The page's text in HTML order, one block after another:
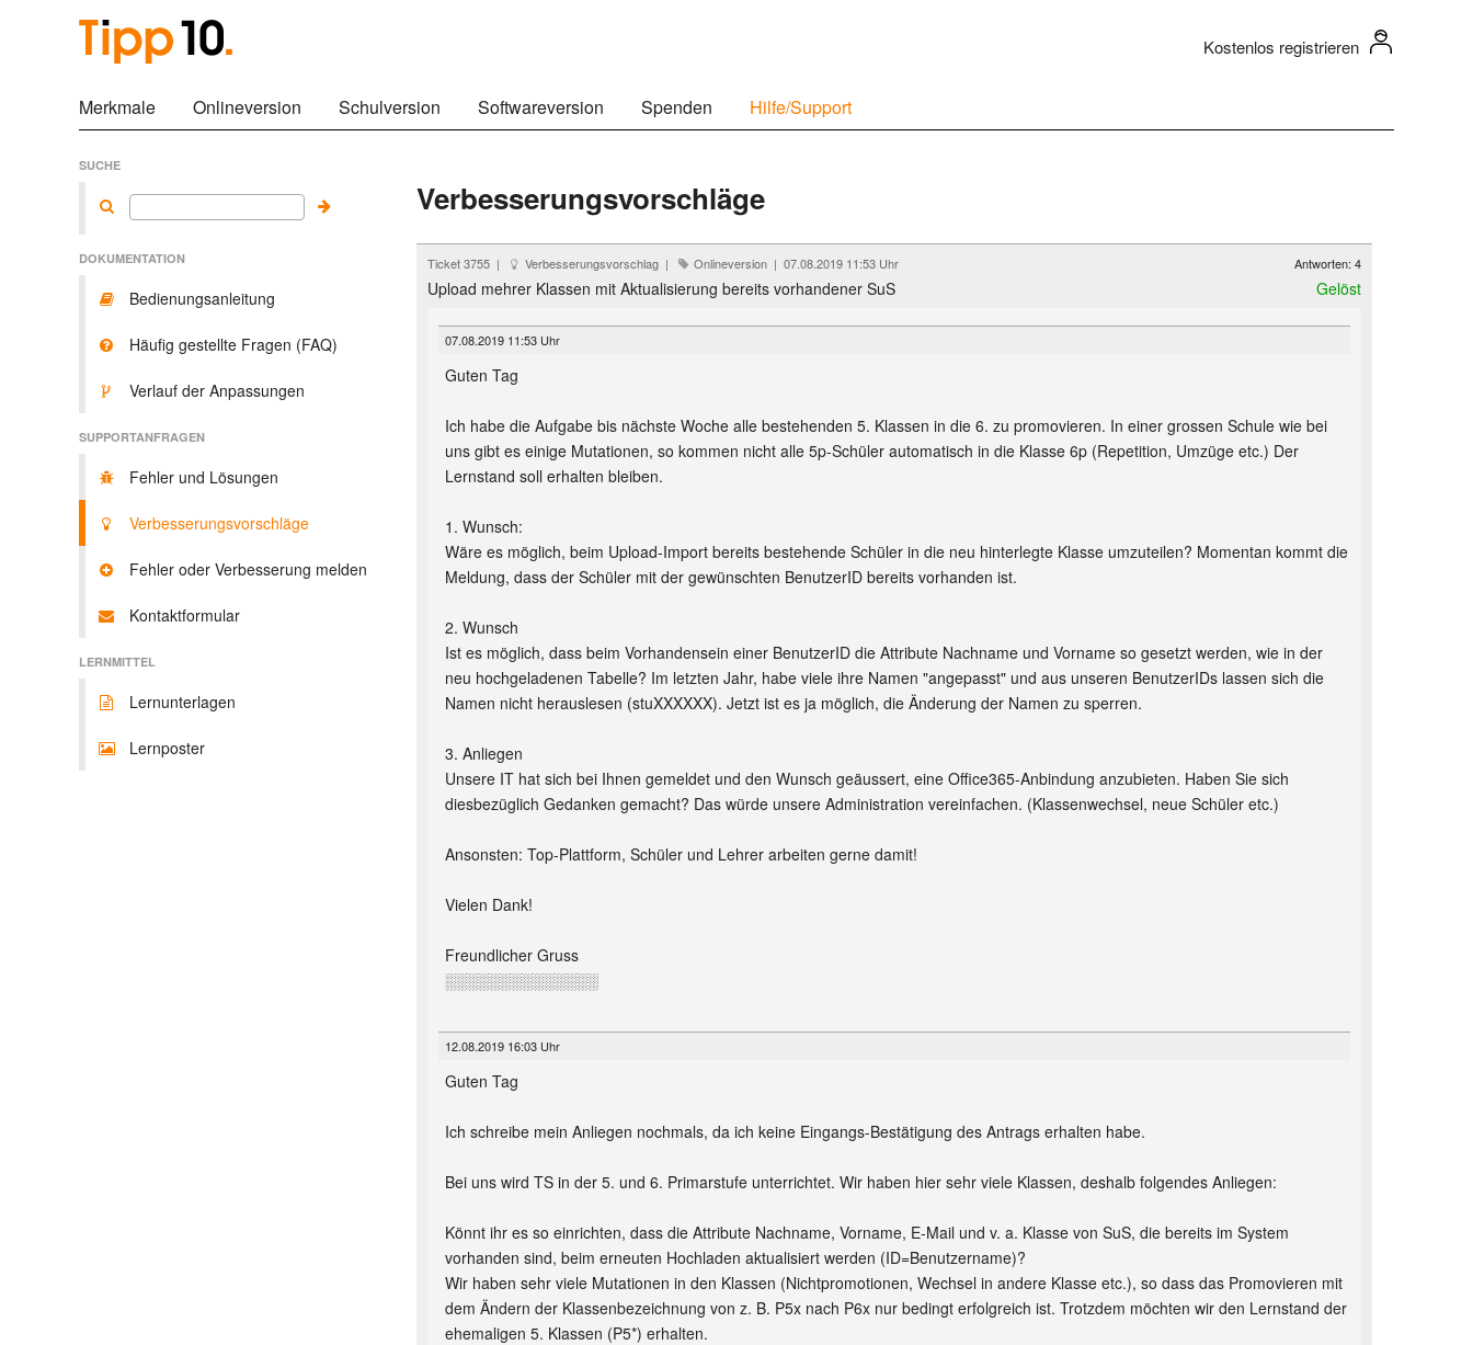
Kostenlos registrieren
Merkmale Onlineversion Schulversion Softwareversion Spenden Hilfe/Support
SUCHE
DOKUMENTATION
Bedienungsanleitung
Häufig gestellte Fragen (FAQ)
Verlauf der Anpassungen
SUPPORTANFRAGEN
Fehler und Lösungen
Verbesserungsvorschläge
Fehler oder Verbesserung melden
Kontaktformular
LERNMITTEL
Lernunterlagen
Lernposter
Verbesserungsvorschläge
Ticket 3755 | Verbesserungsvorschlag | Onlineversion | 07.08.2019 11:53 Uhr Antworten: 4
Upload mehrer Klassen mit Aktualisierung bereits vorhandener SuS Gelöst
07.08.2019 11:53 Uhr
Guten Tag
Ich habe die Aufgabe bis nächste Woche alle bestehenden 5. Klassen in die 6. zu promovieren. In einer grossen Schule wie bei
uns gibt es einige Mutationen, so kommen nicht alle 5p-Schüler automatisch in die Klasse 6p (Repetition, Umzüge etc.) Der
Lernstand soll erhalten bleiben.
1. Wunsch:
Wäre es möglich, beim Upload-Import bereits bestehende Schüler in die neu hinterlegte Klasse umzuteilen? Momentan kommt die
Meldung, dass der Schüler mit der gewünschten BenutzerID bereits vorhanden ist.
2. Wunsch
Ist es möglich, dass beim Vorhandensein einer BenutzerID die Attribute Nachname und Vorname so gesetzt werden, wie in der
neu hochgeladenen Tabelle? Im letzten Jahr, habe viele ihre Namen "angepasst" und aus unseren BenutzerIDs lassen sich die
Namen nicht herauslesen (stuXXXXXX). Jetzt ist es ja möglich, die Änderung der Namen zu sperren.
3. Anliegen
Unsere IT hat sich bei Ihnen gemeldet und den Wunsch geäussert, eine Office365-Anbindung anzubieten. Haben Sie sich
diesbezüglich Gedanken gemacht? Das würde unsere Administration vereinfachen. (Klassenwechsel, neue Schüler etc.)
Ansonsten: Top-Plattform, Schüler und Lehrer arbeiten gerne damit!
Vielen Dank!
Freundlicher Gruss
░░░░░░░░░░░░░░
12.08.2019 16:03 Uhr
Guten Tag
Ich schreibe mein Anliegen nochmals, da ich keine Eingangs-Bestätigung des Antrags erhalten habe.
Bei uns wird TS in der 5. und 6. Primarstufe unterrichtet. Wir haben hier sehr viele Klassen, deshalb folgendes Anliegen:
Könnt ihr es so einrichten, dass die Attribute Nachname, Vorname, E-Mail und v. a. Klasse von SuS, die bereits im System
vorhanden sind, beim erneuten Hochladen aktualisiert werden (ID=Benutzername)?
Wir haben sehr viele Mutationen in den Klassen (Nichtpromotionen, Wechsel in andere Klasse etc.), so dass das Promovieren mit
dem Ändern der Klassenbezeichnung von z. B. P5x nach P6x nur bedingt erfolgreich ist. Trotzdem möchten wir den Lernstand der
ehemaligen 5. Klassen (P5*) erhalten.